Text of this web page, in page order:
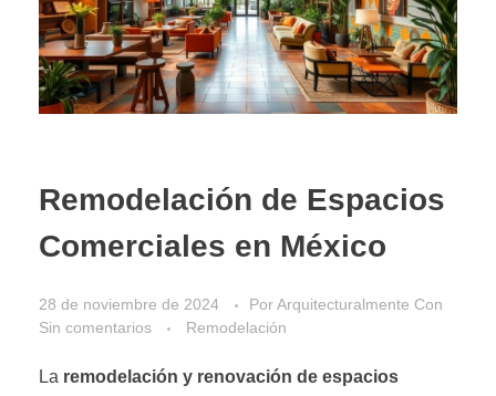
Remodelación de Espacios
Comerciales en México
28 de noviembre de 2024 PorArquitecturalmente Con
Sin comentarios
Remodelación
La remodelación y renovación de espacios